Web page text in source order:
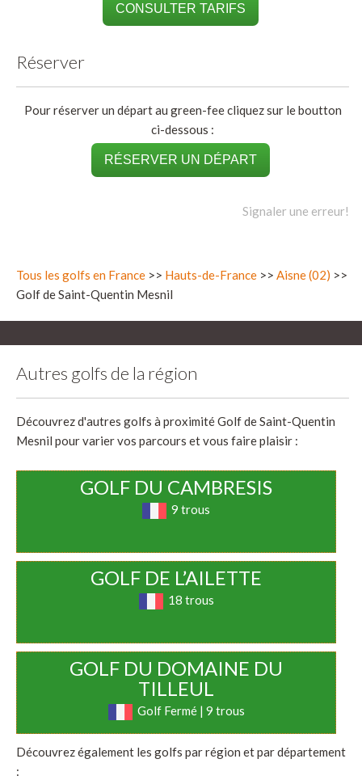
CONSULTER TARIFS
Réserver
Pour réserver un départ au green-fee cliquez sur le boutton
ci-dessous :
RÉSERVER UN DÉPART
Signaler une erreur!
Tous les golfs en France >> Hauts-de-France >> Aisne (02) >>
Golf de Saint-Quentin Mesnil
Autres golfs de la région
Découvrez d'autres golfs à proximité Golf de Saint-Quentin
Mesnil pour varier vos parcours et vous faire plaisir :
GOLF DU CAMBRESIS
9 trous
GOLF DE L’AILETTE
18 trous
GOLF DU DOMAINE DU
TILLEUL
Golf Fermé | 9 trous
Découvrez également les golfs par région et par département
: